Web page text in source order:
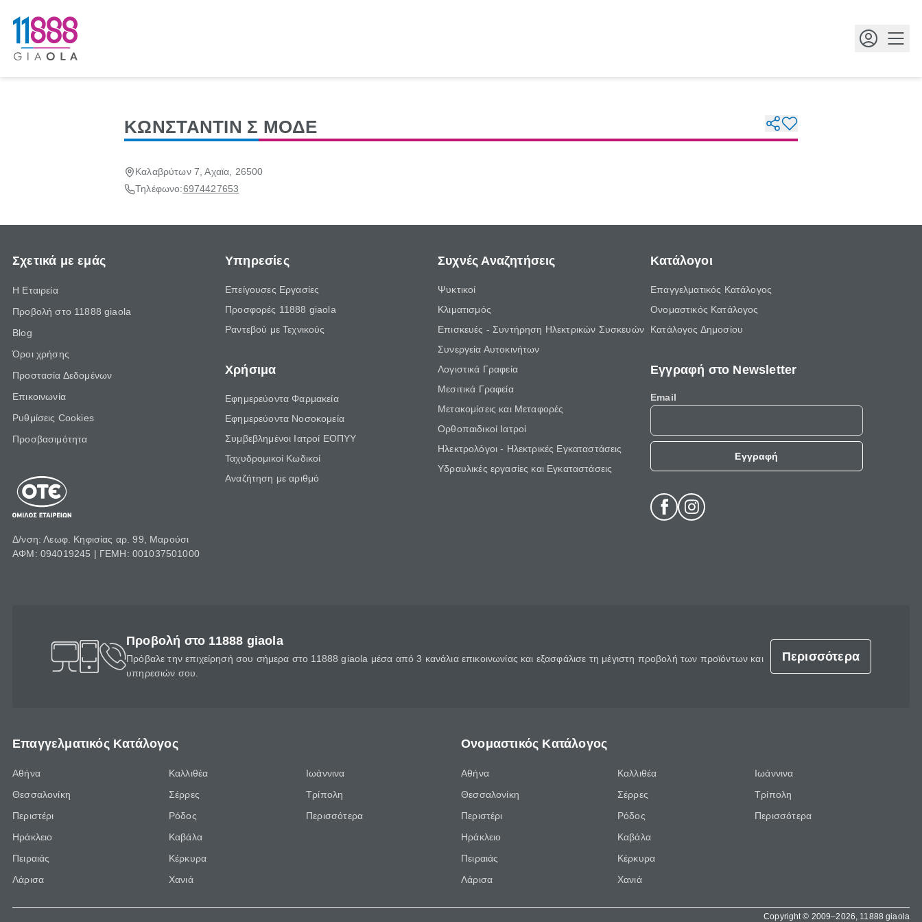
ΚΩΝΣΤΑΝΤΙΝ Σ ΜΟΔΕ
Καλαβρύτων 7, Αχαϊα, 26500
Τηλέφωνο:6974427653
Σχετικά με εμάς
Η Εταιρεία
Προβολή στο 11888 giaola
Blog
Όροι χρήσης
Προστασία Δεδομένων
Επικοινωνία
Ρυθμίσεις Cookies
Προσβασιμότητα
Δ/νση: Λεωφ. Κηφισίας αρ. 99, Μαρούσι
ΑΦΜ: 094019245 | ΓΕΜΗ: 001037501000
Υπηρεσίες
Επείγουσες Εργασίες
Προσφορές 11888 giaola
Ραντεβού με Τεχνικούς
Χρήσιμα
Εφημερεύοντα Φαρμακεία
Εφημερεύοντα Νοσοκομεία
Συμβεβλημένοι Ιατροί ΕΟΠΥΥ
Ταχυδρομικοί Κωδικοί
Αναζήτηση με αριθμό
Συχνές Αναζητήσεις
Ψυκτικοί
Κλιματισμός
Επισκευές - Συντήρηση Ηλεκτρικών Συσκευών
Συνεργεία Αυτοκινήτων
Λογιστικά Γραφεία
Μεσιτικά Γραφεία
Μετακομίσεις και Μεταφορές
Ορθοπαιδικοί Ιατροί
Ηλεκτρολόγοι - Ηλεκτρικές Εγκαταστάσεις
Υδραυλικές εργασίες και Εγκαταστάσεις
Κατάλογοι
Επαγγελματικός Κατάλογος
Ονομαστικός Κατάλογος
Κατάλογος Δημοσίου
Εγγραφή στο Newsletter
Email
Εγγραφή
Προβολή στο 11888 giaola
Πρόβαλε την επιχείρησή σου σήμερα στο 11888 giaola μέσα από 3 κανάλια επικοινωνίας και εξασφάλισε τη μέγιστη προβολή των προϊόντων και
υπηρεσιών σου.
Περισσότερα
Επαγγελματικός Κατάλογος
Αθήνα
Θεσσαλονίκη
Περιστέρι
Ηράκλειο
Πειραιάς
Λάρισα
Καλλιθέα
Σέρρες
Ρόδος
Καβάλα
Κέρκυρα
Χανιά
Ιωάννινα
Τρίπολη
Περισσότερα
Ονομαστικός Κατάλογος
Αθήνα
Θεσσαλονίκη
Περιστέρι
Ηράκλειο
Πειραιάς
Λάρισα
Καλλιθέα
Σέρρες
Ρόδος
Καβάλα
Κέρκυρα
Χανιά
Ιωάννινα
Τρίπολη
Περισσότερα
Copyright © 2009–2026, 11888 giaola